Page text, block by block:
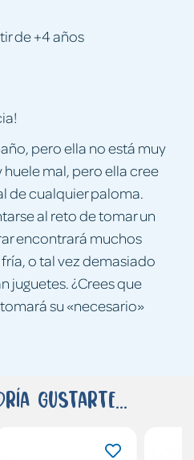
pero ella no está muy
mal, pero ella cree
de cualquier paloma.
al reto de tomar un
encontrará muchos
o tal vez demasiado
juguetes. ¿Crees que
su «necesario»
de +4 años
gustarte...